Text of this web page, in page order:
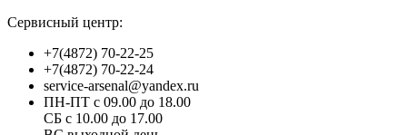
Сервисный центр:
+7(4872) 70-22-25
+7(4872) 70-22-24
service-arsenal@yandex.ru
ПН-ПТ с 09.00 до 18.00
СБ с 10.00 до 17.00